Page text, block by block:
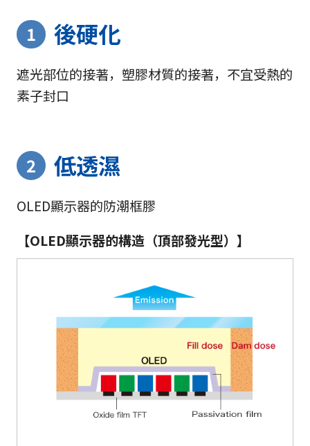
1 後硬化
遮光部位的接著，塑膠材質的接著，不宜受熱的
素子封口
2 低透濕
OLED顯示器的防潮框膠
【OLED顯示器的構造（頂部發光型）】